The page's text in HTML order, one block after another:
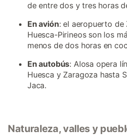
de entre dos y tres horas
En avión: el aeropuerto de
Huesca-Pirineos son los
menos de dos horas en
En autobús: Alosa opera
Huesca y Zaragoza hasta
Jaca.
Naturaleza, valles y